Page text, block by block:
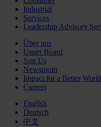
Industrial
Services
Leadership Advisory
Über uns
Unser Board
Join Us
Newsroom
Impact for a Better World
Careers
English
Deutsch
中文